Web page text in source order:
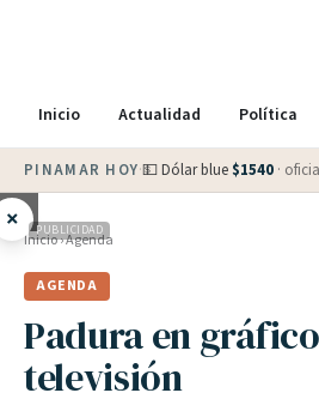
Inicio Actualidad Política
PINAMAR HOY·💵 Dólar blue $1540 ·
× PUBLICIDAD
Inicio›Agenda
AGENDA
Padura en
televisión